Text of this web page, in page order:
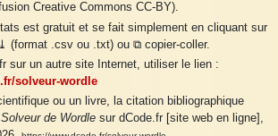
Creative Commons CC-BY).
est gratuit et se fait simplement en cliquant sur
(format .csv ou .txt) ou ⧉ copier-coller.
sur un autre site Internet, utiliser le lien :
solveur-wordle
ou un livre, la citation bibliographique
Solveur de Wordle sur dCode.fr [site web en ligne],